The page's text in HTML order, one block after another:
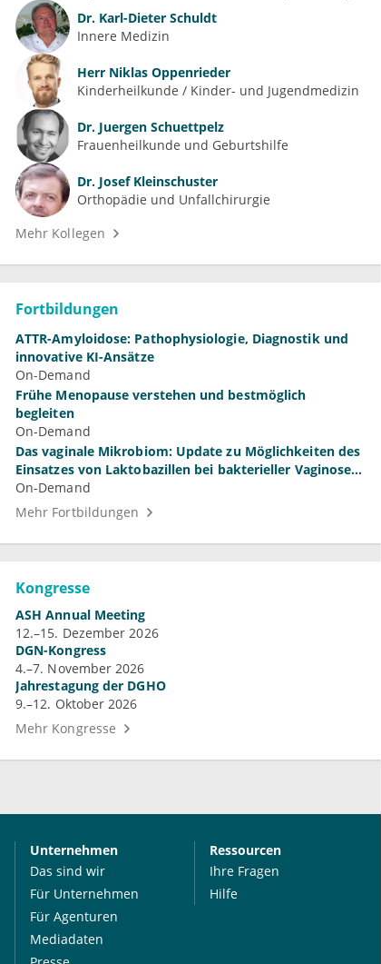
Dr. Karl-Dieter Schuldt
Innere Medizin
Herr Niklas Oppenrieder
Kinderheilkunde / Kinder- und Jugendmedizin
Dr. Juergen Schuettpelz
Frauenheilkunde und Geburtshilfe
Dr. Josef Kleinschuster
Orthopädie und Unfallchirurgie
Mehr Kollegen
Fortbildungen
ATTR-Amyloidose: Pathophysiologie, Diagnostik und
innovative KI-Ansätze
On-Demand
Frühe Menopause verstehen und bestmöglich
begleiten
On-Demand
Das vaginale Mikrobiom: Update zu Möglichkeiten des
Einsatzes von Laktobazillen bei bakterieller Vaginose
und Vulvovaginalkandidose
On-Demand
Mehr Fortbildungen
Kongresse
ASH Annual Meeting
12.–15. Dezember 2026
DGN-Kongress
4.–7. November 2026
Jahrestagung der DGHO
9.–12. Oktober 2026
Mehr Kongresse
Unternehmen
Das sind wir
Für Unternehmen
Für Agenturen
Mediadaten
Ressourcen
Ihre Fragen
Hilfe